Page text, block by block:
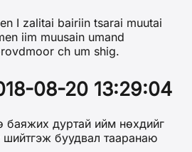
I zalitai bairiin tsarai muutai
iim muusain umand
ch um shig.
08-20 13:29:04
дуртай ийм нөхдийг
шийтгэж буудвал тааранаю